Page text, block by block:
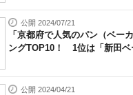
公開 2024/07/21
「京都府で人気のパン（ベー
ングTOP10！ 1位は「新田ベ
公開 2024/04/21